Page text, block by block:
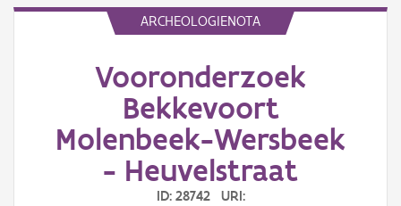
ARCHEOLOGIENOTA
Vooronderzoek
Bekkevoort
Molenbeek-Wersbeek
- Heuvelstraat
ID: 28742 URI: